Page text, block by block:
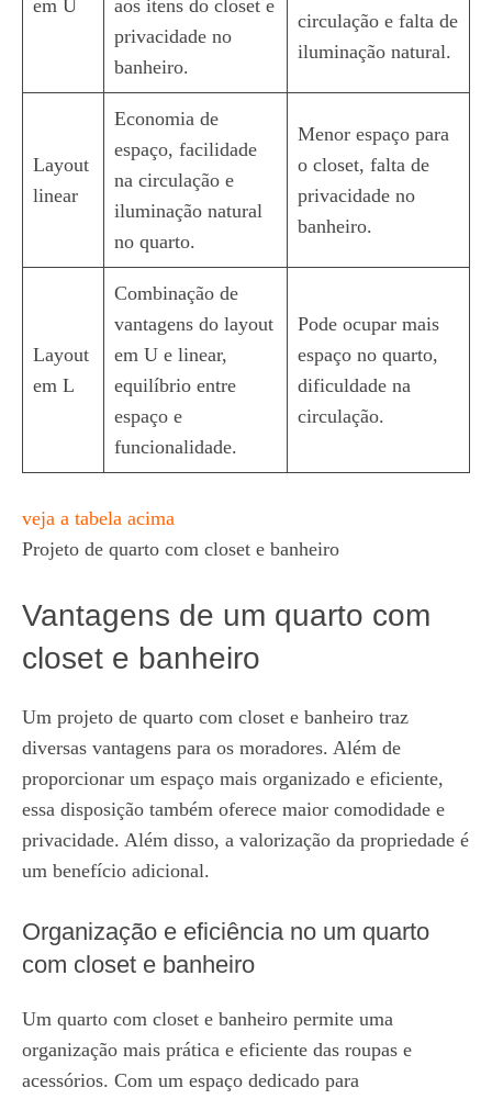
em U
aos itens do closet e
privacidade no
banheiro.
circulação e falta de
iluminação natural.
Layout
linear
Economia de
espaço, facilidade
na circulação e
iluminação natural
no quarto.
Menor espaço para
o closet, falta de
privacidade no
banheiro.
Layout
em L
Combinação de
vantagens do layout
em U e linear,
equilíbrio entre
espaço e
funcionalidade.
Pode ocupar mais
espaço no quarto,
dificuldade na
circulação.
veja a tabela acima
Projeto de quarto com closet e banheiro
Vantagens de um quarto com
closet e banheiro
Um projeto de quarto com closet e banheiro traz
diversas vantagens para os moradores. Além de
proporcionar um espaço mais organizado e eficiente,
essa disposição também oferece maior comodidade e
privacidade. Além disso, a valorização da propriedade é
um benefício adicional.
Organização e eficiência no um quarto
com closet e banheiro
Um quarto com closet e banheiro permite uma
organização mais prática e eficiente das roupas e
acessórios. Com um espaço dedicado para